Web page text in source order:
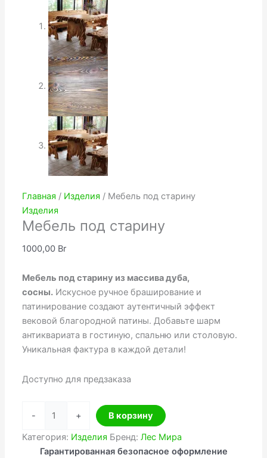
Главная / Изделия / Мебель под старину
Изделия
Мебель под старину
1000,00 Br
Мебель под старину из массива дуба,
сосны. Искусное ручное браширование и
патинирование создают аутентичный эффект
вековой благородной патины. Добавьте шарм
антиквариата в гостиную, спальню или столовую.
Уникальная фактура в каждой детали!
Доступно для предзаказа
-
Мебель
+
В корзину
Категория: Изделия Бренд:Лес Мира
Гарантированная безопасное оформление